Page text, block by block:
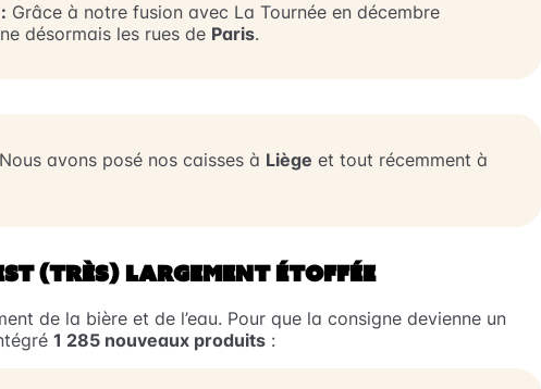
Grâce à notre fusion avec La Tournée en décembre
désormais les rues de Paris.
Nous avons posé nos caisses à Liège et tout récemment à
(TRÈS) LARGEMENT ÉTOFFÉE
de la bière et de l’eau. Pour que la consigne devienne un
1 285 nouveaux produits :